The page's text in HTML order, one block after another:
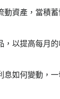
動資產，當積
，以提高每月
息如何變動，